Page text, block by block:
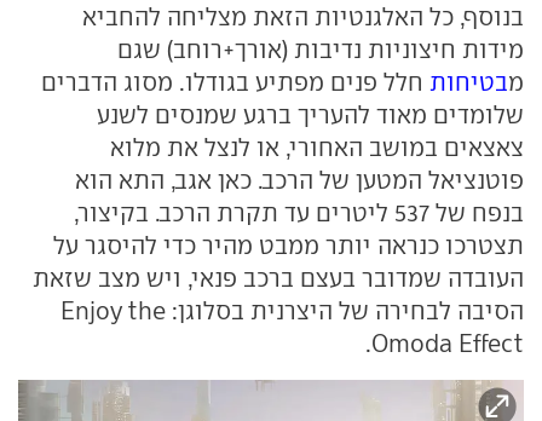
בנוסף, כל האלגנטיות הזאת מצליחה להחביא
מידות חיצוניות נדיבות (אורך+רוחב) שגם
מבטיחות חלל פנים מפתיע בגודלו. מסוג הדברים
שלומדים מאוד להעריך ברגע שמנסים לשנע
צאצאים במושב האחורי, או לנצל את מלוא
פוטנציאל המטען של הרכב. כאן אגב, התא הוא
בנפח של 537 ליטרים עד תקרת הרכב. בקיצור,
תצטרכו כנראה יותר ממבט מהיר כדי להיסגר על
העובדה שמדובר בעצם ברכב פנאי, ויש מצב שזאת
הסיבה לבחירה של היצרנית בסלוגן: Enjoy the
Omoda Effect.